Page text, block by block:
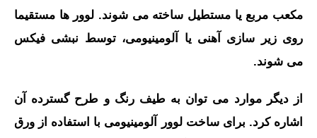
مکعب مربع یا مستطیل ساخته می شوند. لوور ها مستقیما
روی زیر سازی آهنی یا آلومینیومی، توسط نبشی فیکس
می شوند.
از دیگر موارد می توان به طیف رنگ و طرح گسترده آن
اشاره کرد. برای ساخت لوور آلومینیومی با استفاده از ورق